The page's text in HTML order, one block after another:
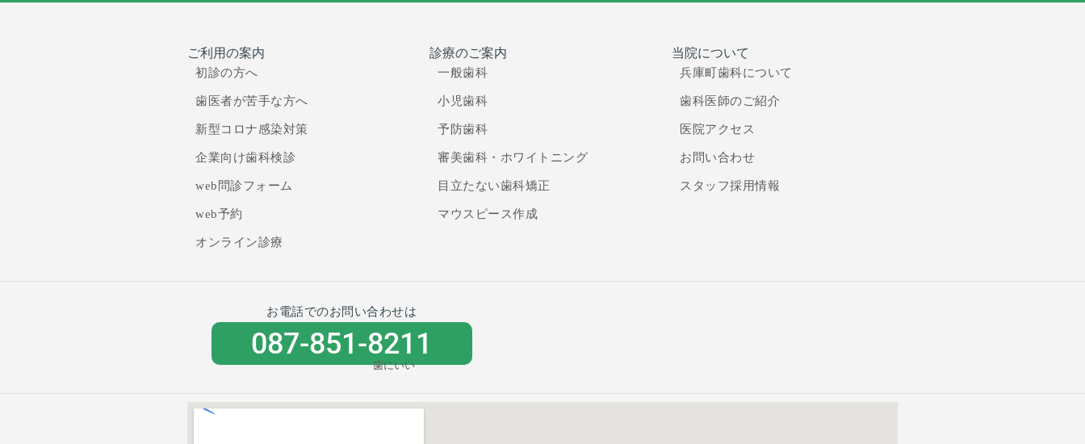
ご利用の案内
初診の方へ
歯医者が苦手な方へ
新型コロナ感染対策
企業向け歯科検診
web問診フォーム
web予約
オンライン診療
診療のご案内
一般歯科
小児歯科
予防歯科
審美歯科・ホワイトニング
目立たない歯科矯正
マウスピース作成
当院について
兵庫町歯科について
歯科医師のご紹介
医院アクセス
お問い合わせ
スタッフ採用情報
お電話でのお問い合わせは
087-851-8211
歯にいい